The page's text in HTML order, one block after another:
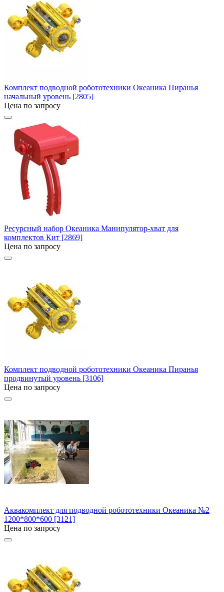
Комплект подводной робототехники Океаника Пиранья
начальный уровень [2805]
Цена по запросу
Ресурсный набор Океаника Манипулятор-хват для
комплектов Кит [2869]
Цена по запросу
Комплект подводной робототехники Океаника Пиранья
продвинутый уровень [3106]
Цена по запросу
Аквакомплект для подводной робототехники Океаника №2
1200*800*600 [3121]
Цена по запросу